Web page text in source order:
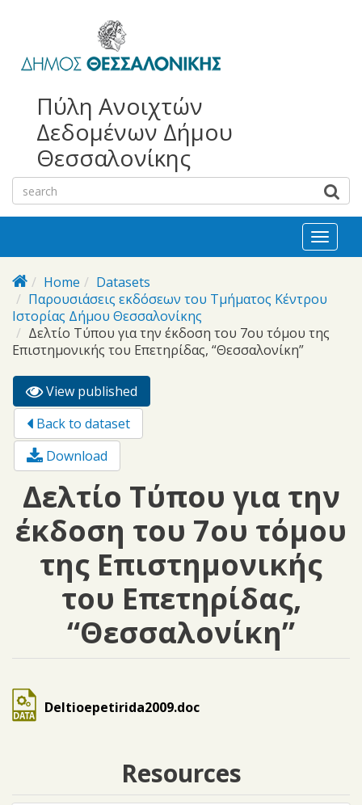
bayan
escort
escort
Πύλη Ανοιχτών
Δεδομένων Δήμου
Θεσσαλονίκης
Toggle
Home
Datasets
Παρουσιάσεις εκδόσεων του Τμήματος Κέντρου
Ιστορίας Δήμου Θεσσαλονίκης
Δελτίο Τύπου για την έκδοση του 7ου τόμου της
Επιστημονικής του Επετηρίδας, “Θεσσαλονίκη”
Primary tabs
View published
tab)
Back to dataset
Download
Δελτίο Τύπου για την
έκδοση του 7ου τόμου
της Επιστημονικής
του Επετηρίδας,
“Θεσσαλονίκη”
Deltioepetirida2009.doc
Resources